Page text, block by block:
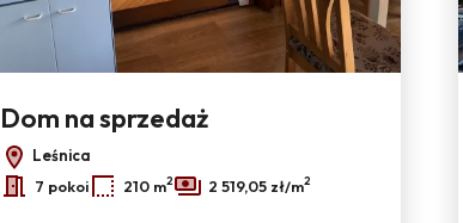
Dom na sprzedaż
Leśnica
7 pokoi
210 m2 2 519,05 zł/m2